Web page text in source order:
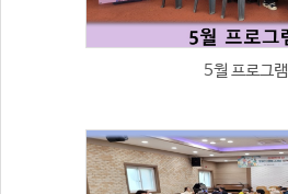
5월 프로그램